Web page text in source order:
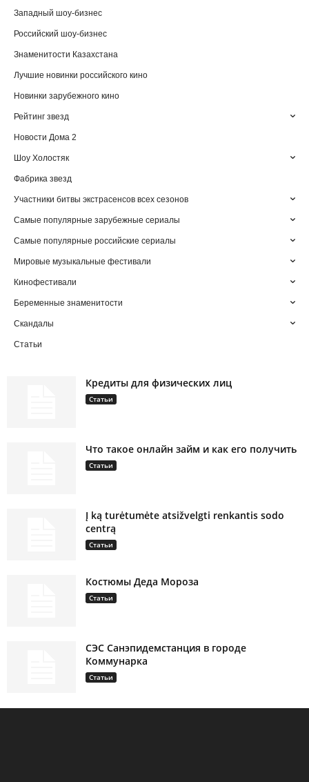
Западный шоу-бизнес
Российский шоу-бизнес
Знаменитости Казахстана
Лучшие новинки российского кино
Новинки зарубежного кино
Рейтинг звезд
Новости Дома 2
Шоу Холостяк
Фабрика звезд
Участники битвы экстрасенсов всех сезонов
Самые популярные зарубежные сериалы
Самые популярные российские сериалы
Мировые музыкальные фестивали
Кинофестивали
Беременные знаменитости
Скандалы
Статьи
Кредиты для физических лиц
Статьи
Что такое онлайн займ и как его получить
Статьи
Į ką turėtumėte atsižvelgti renkantis sodo
centrą
Статьи
Костюмы Деда Мороза
Статьи
СЭС Санэпидемстанция в городе
Коммунарка
Статьи